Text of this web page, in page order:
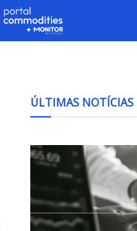
ÚLTIMAS NOTÍCIAS